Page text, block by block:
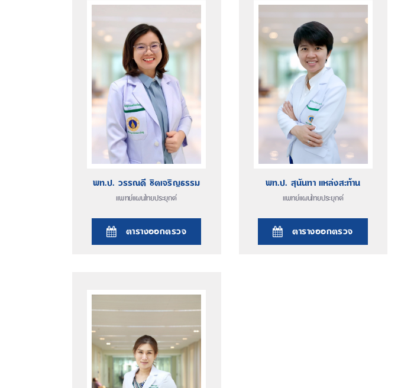
แพทย์แผนไทยประยุกต์
พท.ป. วรรณดี ชิตเจริญธรรม
ตารางออกตรวจ
แพทย์แผนไทยประยุกต์
พท.ป. สุนันทา แหล่งสะท้าน
ตารางออกตรวจ